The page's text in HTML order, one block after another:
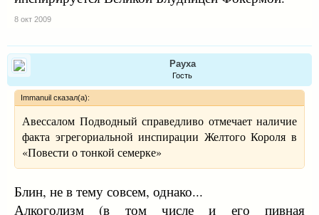
8 окт 2009
Рауха
Гость
Immanuil сказал(а):
Авессалом Подводный справедливо отмечает наличие
факта эгрегориальной инспирации Желтого Короля в
«Повести о тонкой семерке»
Блин, не в тему совсем, однако...
Алкоголизм (в том числе и его пивная